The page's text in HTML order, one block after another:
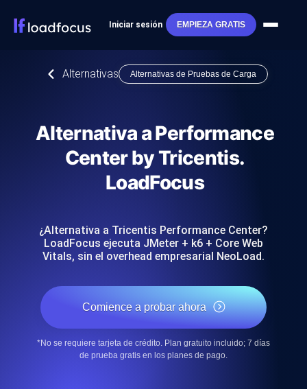
Iniciar sesión EMPIEZA GRATIS
Alternativas Alternativas de Pruebas de Carga
Alternativa a Performance
Center by Tricentis.
LoadFocus
¿Alternativa a Tricentis Performance Center?
LoadFocus ejecuta JMeter + k6 + Core Web
Vitals, sin el overhead empresarial NeoLoad.
Comience a probar ahora
*No se requiere tarjeta de crédito. Plan gratuito incluido; 7 días
de prueba gratis en los planes de pago.